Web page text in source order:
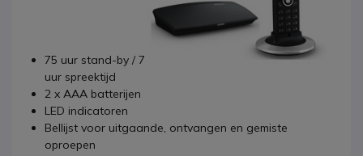
75 uur stand-by / 7
uur spreektijd
2 x AAA batterijen
LED indicatoren
Bellijst voor uitgaande, ontvangen en gemiste
oproepen